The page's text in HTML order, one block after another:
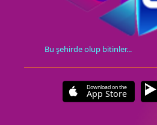
Bu şehirde olup bitinler...
Download on the
App Store